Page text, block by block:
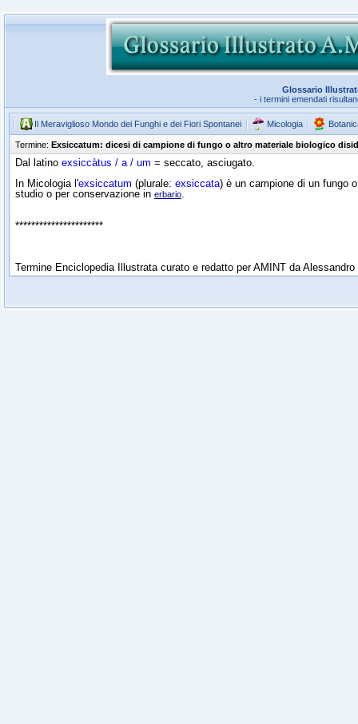
Glossario
- i termini emendati
Il Meraviglioso Mondo dei Funghi e dei Fiori Spontanei Micologia
Termine: Exsiccatum: dicesi di campione di fungo o altro materiale biologico
Dal latino exsiccàtus / a / um = seccato, asciugato.
In Micologia l'exsiccatum (plurale: exsiccata) è un campione di un fungo
studio o per conservazione in erbario.
**********************
Termine Enciclopedia Illustrata curato e redatto per AMINT da